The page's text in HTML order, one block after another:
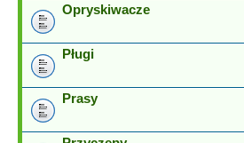
Opryskiwacze
Pługi
Prasy